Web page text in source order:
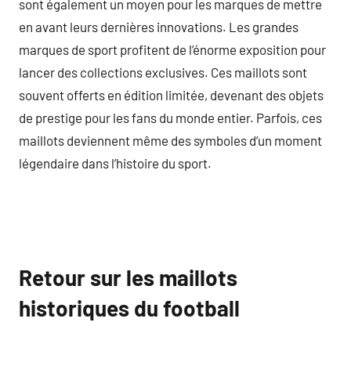
sont également un moyen pour les marques de mettre
en avant leurs dernières innovations. Les grandes
marques de sport profitent de l’énorme exposition pour
lancer des collections exclusives. Ces maillots sont
souvent offerts en édition limitée, devenant des objets
de prestige pour les fans du monde entier. Parfois, ces
maillots deviennent même des symboles d’un moment
légendaire dans l’histoire du sport.
Retour sur les maillots
historiques du football